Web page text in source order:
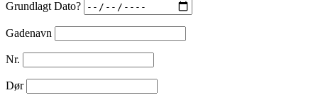
Grundlagt Dato?
Gadenavn
Nr.
Dør